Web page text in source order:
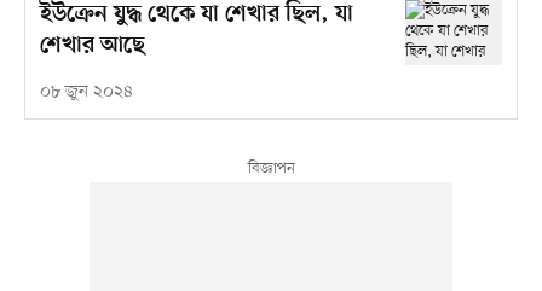
ইউক্রেন যুদ্ধ থেকে যা শেখার ছিল, যা
শেখার আছে
০৮ জুন ২০২৪